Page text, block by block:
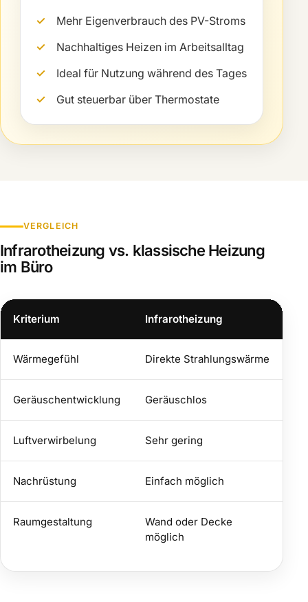
Mehr Eigenverbrauch des PV-Stroms
Nachhaltiges Heizen im Arbeitsalltag
Ideal für Nutzung während des Tages
Gut steuerbar über Thermostate
VERGLEICH
Infrarotheizung vs. klassische Heizung
im Büro
Kriterium Infrarotheizung
Wärmegefühl Direkte Strahlungswärme
Geräuschentwicklung Geräuschlos
Luftverwirbelung Sehr gering
Nachrüstung Einfach möglich
Raumgestaltung
Wand oder Decke
möglich